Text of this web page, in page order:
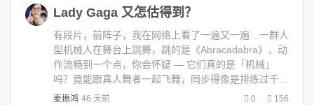
Lady Gaga 又怎估得到？
有段片，前阵子，我在网络上看了一遍又一遍…一群人
型机械人在舞台上跳舞，跳的是《Abracadabra》，动
作流畅到一个点，你会怀疑 — 它们真的是「机械」
吗？竟能跟真人舞者一起飞舞，同步得像是排练过千...
麦振鸿 46 天前 0 156